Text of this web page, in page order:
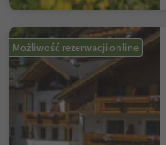
Możliwość rezerwacji online